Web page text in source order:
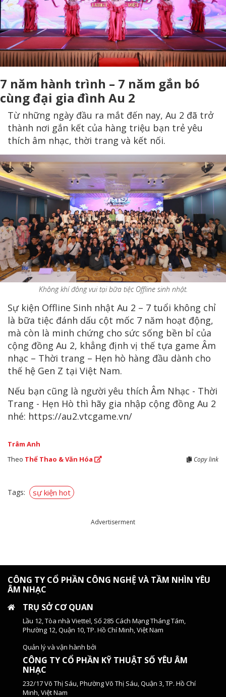
7 năm hành trình – 7 năm gắn bó
cùng đại gia đình Au 2
Từ những ngày đầu ra mắt đến nay, Au 2 đã trở
thành nơi gắn kết của hàng triệu bạn trẻ yêu
thích âm nhạc, thời trang và kết nối.
Không khí đông vui tại bữa tiệc Offline sinh nhật.
Sự kiện Offline Sinh nhật Au 2 – 7 tuổi không chỉ
là bữa tiệc đánh dấu cột mốc 7 năm hoạt động,
mà còn là minh chứng cho sức sống bền bỉ của
cộng đồng Au 2, khẳng định vị thế tựa game Âm
nhạc – Thời trang – Hẹn hò hàng đầu dành cho
thế hệ Gen Z tại Việt Nam.
Nếu bạn cũng là người yêu thích Âm Nhạc - Thời
Trang - Hẹn Hò thì hãy gia nhập cộng đồng Au 2
nhé: https://au2.vtcgame.vn/
Trâm Anh
Theo Thể Thao & Văn Hóa Copy link
Tags: sự kiện hot
Advertiserment
CÔNG TY CỔ PHẦN CÔNG NGHỆ VÀ TẦM NHÌN YÊU
ÂM NHẠC
TRỤ SỞ CƠ QUAN
Lầu 12, Tòa nhà Viettel, Số 285 Cách Mạng Tháng Tám,
Phường 12, Quận 10, TP. Hồ Chí Minh, Việt Nam
Quản lý và vận hành bởi
CÔNG TY CỔ PHẦN KỸ THUẬT SỐ YÊU ÂM
NHẠC
232/17 Võ Thị Sáu, Phường Võ Thị Sáu, Quận 3, TP. Hồ Chí
Minh, Việt Nam